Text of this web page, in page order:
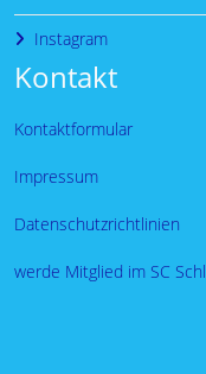
Instagram
Kontakt
Kontaktformular
Impressum
Datenschutzrichtlinien
werde Mitglied im SC